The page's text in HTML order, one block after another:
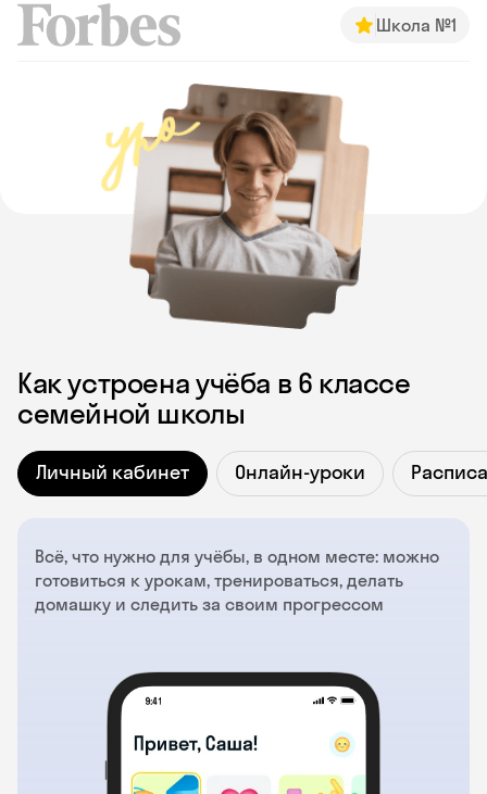
Школа №1
Как устроена учёба в 6 классе
семейной школы
Личный кабинет Онлайн-уроки
Всё, что нужно для учёбы, в одном месте: можно
готовиться к урокам, тренироваться, делать
домашку и следить за своим прогрессом